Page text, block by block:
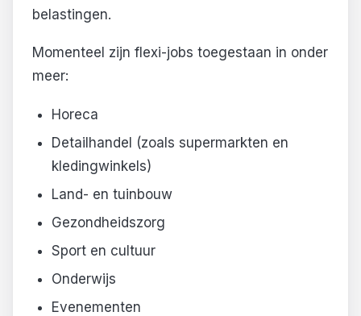
belastingen.
Momenteel zijn flexi-jobs toegestaan in onder
meer:
Horeca
Detailhandel (zoals supermarkten en
kledingwinkels)
Land- en tuinbouw
Gezondheidszorg
Sport en cultuur
Onderwijs
Evenementen